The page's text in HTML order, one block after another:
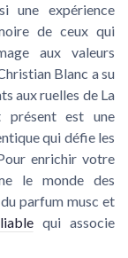
une expérience
de ceux qui
aux valeurs
Blanc a su
aux ruelles de La
présent est une
qui défie les
enrichir votre
le monde des
parfum musc et
qui associe